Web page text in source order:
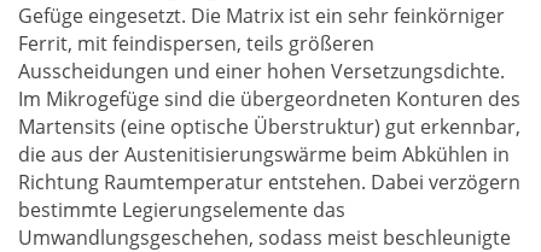
Gefüge eingesetzt. Die Matrix ist ein sehr feinkörniger
Ferrit, mit feindispersen, teils größeren
Ausscheidungen und einer hohen Versetzungsdichte.
Im Mikrogefüge sind die übergeordneten Konturen des
Martensits (eine optische Überstruktur) gut erkennbar,
die aus der Austenitisierungswärme beim Abkühlen in
Richtung Raumtemperatur entstehen. Dabei verzögern
bestimmte Legierungselemente das
Umwandlungsgeschehen, sodass meist beschleunigte